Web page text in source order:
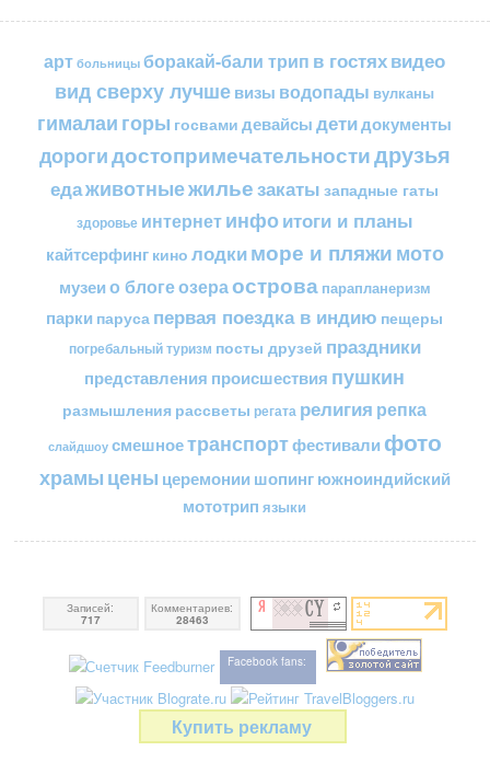
арт больницы боракай-бали трип в гостяхвидео
вид сверху лучшевизы водопады вулканы
гималаи горы госвами девайсы детидокументы
дорогидостопримечательностидрузья
едаживотныежильезакаты западные гаты
здоровье интернетинфоитоги и планы
кайтсерфинг кино лодкиморе и пляжимото
музеи о блогеозераострова парапланеризм
парки паруса первая поездка в индию пещеры
погребальный туризм посты друзей праздники
представления происшествия пушкин
размышления рассветы регата религия репка
слайдшоу смешноетранспортфестивали фото
храмы цены церемонии шопингюжноиндийский
мототрип языки
Записей:
717
Комментариев:
28463
Facebook fans:
Купить рекламу